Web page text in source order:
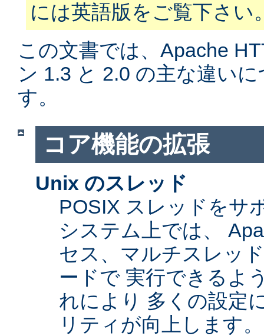
には英語版をご覧下さい
この文書では、Apache
ン 1.3 と 2.0 の主な違い
す。
コア機能の拡張
Unix のスレッド
POSIX スレッドをサ
システム上では、
セス、マルチスレッ
ードで 実行できるよ
れにより 多くの設定
リティが向上します。